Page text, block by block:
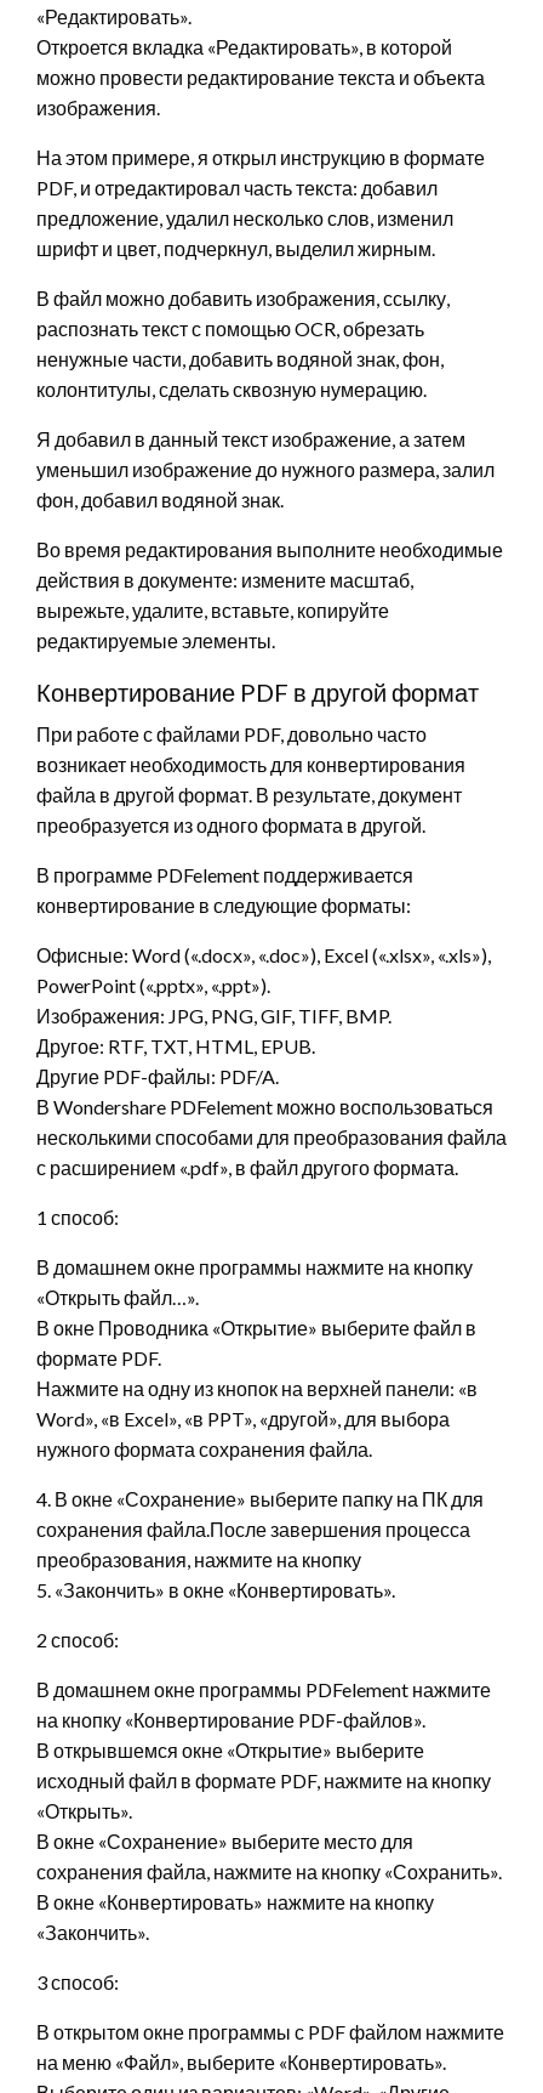
«Редактировать».
Откроется вкладка «Редактировать», в которой
можно провести редактирование текста и объекта
изображения.
На этом примере, я открыл инструкцию в формате
PDF, и отредактировал часть текста: добавил
предложение, удалил несколько слов, изменил
шрифт и цвет, подчеркнул, выделил жирным.
В файл можно добавить изображения, ссылку,
распознать текст с помощью OCR, обрезать
ненужные части, добавить водяной знак, фон,
колонтитулы, сделать сквозную нумерацию.
Я добавил в данный текст изображение, а затем
уменьшил изображение до нужного размера, залил
фон, добавил водяной знак.
Во время редактирования выполните необходимые
действия в документе: измените масштаб,
вырежьте, удалите, вставьте, копируйте
редактируемые элементы.
Конвертирование PDF в другой формат
При работе с файлами PDF, довольно часто
возникает необходимость для конвертирования
файла в другой формат. В результате, документ
преобразуется из одного формата в другой.
В программе PDFelement поддерживается
конвертирование в следующие форматы:
Офисные: Word («.docx», «.doc»), Excel («.xlsx», «.xls»),
PowerPoint («.pptx», «.ppt»).
Изображения: JPG, PNG, GIF, TIFF, BMP.
Другое: RTF, TXT, HTML, EPUB.
Другие PDF-файлы: PDF/A.
В Wondershare PDFelement можно воспользоваться
несколькими способами для преобразования файла
с расширением «.pdf», в файл другого формата.
1 способ:
В домашнем окне программы нажмите на кнопку
«Открыть файл…».
В окне Проводника «Открытие» выберите файл в
формате PDF.
Нажмите на одну из кнопок на верхней панели: «в
Word», «в Excel», «в PPT», «другой», для выбора
нужного формата сохранения файла.
4. В окне «Сохранение» выберите папку на ПК для
сохранения файла.После завершения процесса
преобразования, нажмите на кнопку
5. «Закончить» в окне «Конвертировать».
2 способ:
В домашнем окне программы PDFelement нажмите
на кнопку «Конвертирование PDF-файлов».
В открывшемся окне «Открытие» выберите
исходный файл в формате PDF, нажмите на кнопку
«Открыть».
В окне «Сохранение» выберите место для
сохранения файла, нажмите на кнопку «Сохранить».
В окне «Конвертировать» нажмите на кнопку
«Закончить».
3 способ:
В открытом окне программы с PDF файлом нажмите
на меню «Файл», выберите «Конвертировать».